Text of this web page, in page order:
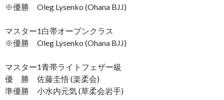
※優勝 Oleg Lysenko (Ohana BJJ)
マスター1白帯オープンクラス
※優勝 Oleg Lysenko (Ohana BJJ)
マスター1青帯ライトフェザー級
優 勝 佐藤圭悟 (楽柔会)
準優勝 小水内元気 (草柔会岩手)